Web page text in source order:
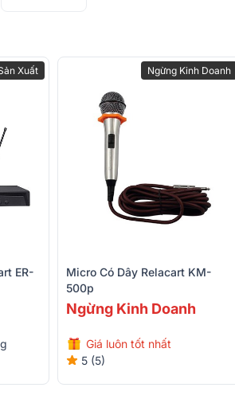
Xuất
ER-
Ngừng Kinh Doanh
Micro Có Dây Relacart KM-
500p
Ngừng Kinh Doanh
Giá luôn tốt nhất
5 (5)